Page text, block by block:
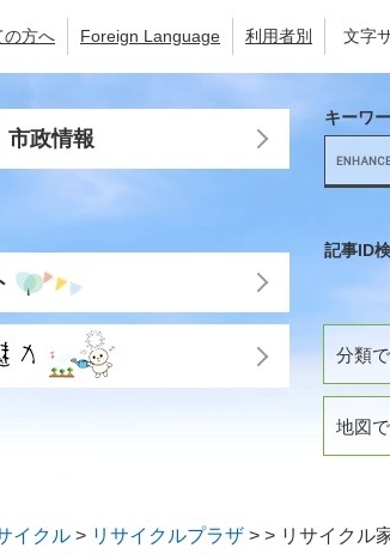
の方へ Foreign Language 利用者別 文字
市政情報
分類
地図
キーワ
記事ID
イクル > リサイクルプラザ > > リサイクル